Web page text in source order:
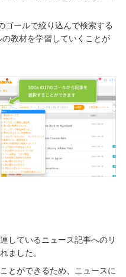
ゴールで絞り込んで検索する
教材を学習していくことが
しているニュース記事へのリ
ました。
とができるため、ニュースに